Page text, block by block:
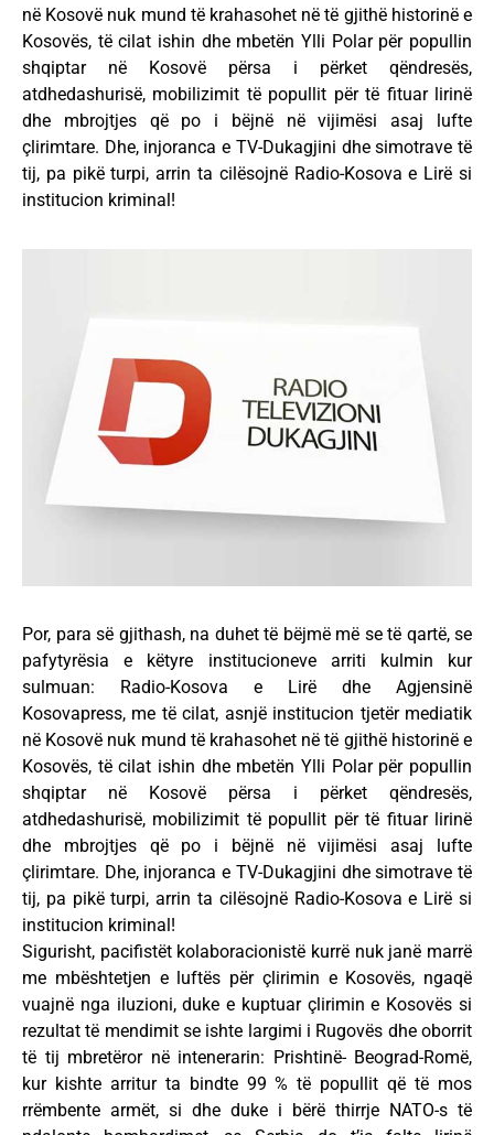
në Kosovë nuk mund të krahasohet në të gjithë historinë e
Kosovës, të cilat ishin dhe mbetën Ylli Polar për popullin
shqiptar në Kosovë përsa i përket qëndresës,
atdhedashurisë, mobilizimit të popullit për të fituar lirinë
dhe mbrojtjes që po i bëjnë në vijimësi asaj lufte
çlirimtare. Dhe, injoranca e TV-Dukagjini dhe simotrave të
tij, pa pikë turpi, arrin ta cilësojnë Radio-Kosova e Lirë si
institucion kriminal!
Por, para së gjithash, na duhet të bëjmë më se të qartë, se
pafytyrësia e këtyre institucioneve arriti kulmin kur
sulmuan: Radio-Kosova e Lirë dhe Agjensinë
Kosovapress, me të cilat, asnjë institucion tjetër mediatik
në Kosovë nuk mund të krahasohet në të gjithë historinë e
Kosovës, të cilat ishin dhe mbetën Ylli Polar për popullin
shqiptar në Kosovë përsa i përket qëndresës,
atdhedashurisë, mobilizimit të popullit për të fituar lirinë
dhe mbrojtjes që po i bëjnë në vijimësi asaj lufte
çlirimtare. Dhe, injoranca e TV-Dukagjini dhe simotrave të
tij, pa pikë turpi, arrin ta cilësojnë Radio-Kosova e Lirë si
institucion kriminal!
Sigurisht, pacifistët kolaboracionistë kurrë nuk janë marrë
me mbështetjen e luftës për çlirimin e Kosovës, ngaqë
vuajnë nga iluzioni, duke e kuptuar çlirimin e Kosovës si
rezultat të mendimit se ishte largimi i Rugovës dhe oborrit
të tij mbretëror në intenerarin: Prishtinë- Beograd-Romë,
kur kishte arritur ta bindte 99 % të popullit që të mos
rrëmbente armët, si dhe duke i bërë thirrje NATO-s të